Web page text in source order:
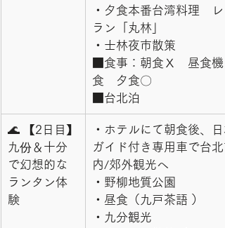
・夕食本番台湾料理　レ
ラン「丸林」
・士林夜市散策
■食事：朝食Ｘ　昼食機
食　夕食〇
■台北泊
🌊 【2日目】
九份＆十分
で幻想的な
ランタン体
験
・ホテルにて朝食後、日
ガイド付き専用車で台北
内/郊外観光へ
・野柳地質公園
・昼食（九戸茶語 ）
・九分観光